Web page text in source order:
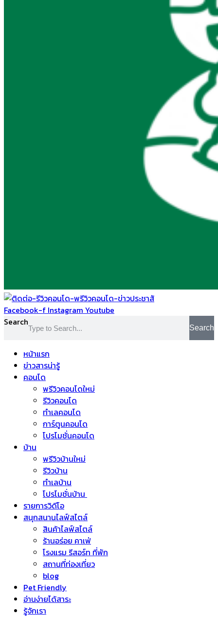
Facebook-f Instagram Youtube
Search
Search
หน้าแรก
ข่าวสารน่ารู้
คอนโด
พรีวิวคอนโดใหม่
รีวิวคอนโด
ทำเลคอนโด
การ์ตูนคอนโด
โปรโมชั่นคอนโด
บ้าน
พรีวิวบ้านใหม่
รีวิวบ้าน
ทำเลบ้าน
โปรโมชั่นบ้าน
รายการวิดีโอ
สนุกสนานไลฟ์สไตล์
สินค้าไลฟ์สไตล์
ร้านอร่อย คาเฟ่
โรงแรม รีสอร์ท ที่พัก
สถานที่ท่องเที่ยว
blog
Pet Friendly
อ่านง่ายได้สาระ
รู้จักเรา